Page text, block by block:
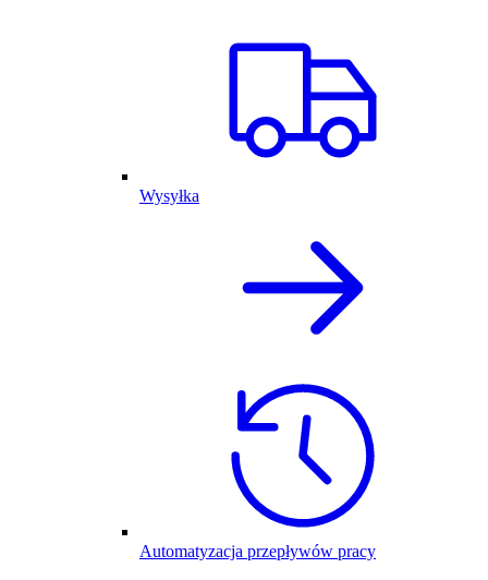
Wysyłka
Automatyzacja przepływów pracy